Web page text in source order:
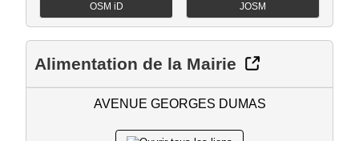
OSM iD JOSM
Alimentation de la Mairie
AVENUE GEORGES DUMAS